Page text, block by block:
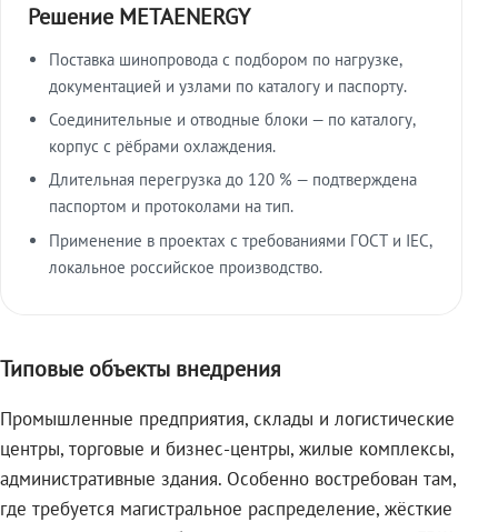
Решение METAENERGY
Поставка шинопровода с подбором по нагрузке,
документацией и узлами по каталогу и паспорту.
Соединительные и отводные блоки — по каталогу,
корпус с рёбрами охлаждения.
Длительная перегрузка до 120 % — подтверждена
паспортом и протоколами на тип.
Применение в проектах с требованиями ГОСТ и IEC,
локальное российское производство.
Типовые объекты внедрения
Промышленные предприятия, склады и логистические
центры, торговые и бизнес-центры, жилые комплексы,
административные здания. Особенно востребован там,
где требуется магистральное распределение, жёсткие